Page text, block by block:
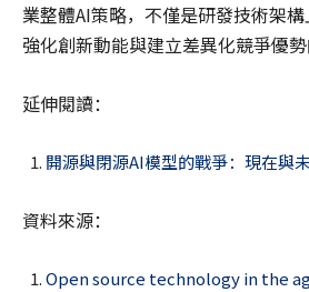
業整體AI策略，不僅是研發技術架
強化創新動能與建立差異化競爭優勢
延伸閱讀：
開源與閉源AI模型的戰爭：現在與
資料來源：
Open source technology in the